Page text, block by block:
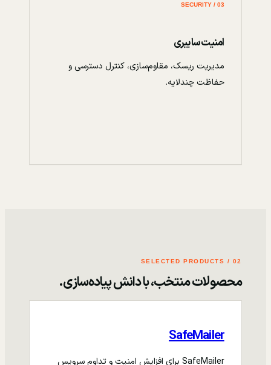
03 / SECURITY
امنیت سایبری
مدیریت ریسک، مقاوم‌سازی، کنترل دسترسی و
حفاظت چندلایه.
02 / SELECTED PRODUCTS
محصولات منتخب، با دانش پیاده‌سازی.
SafeMailer
SafeMailer برای افزایش امنیت و تداوم سرویس